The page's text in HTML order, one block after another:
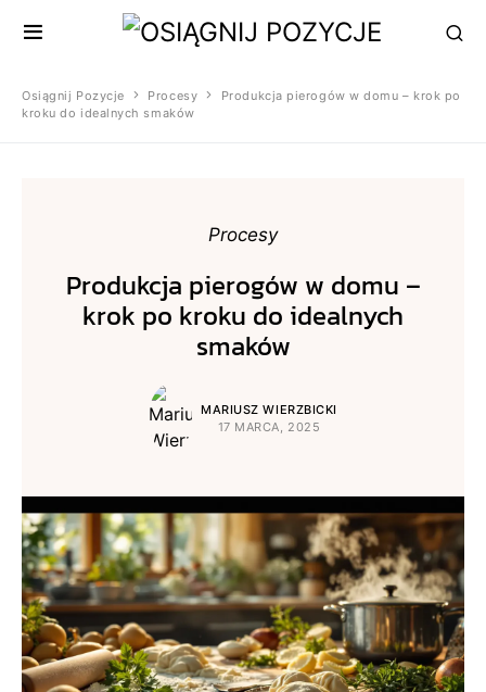
Osiągnij Pozycje Procesy
Produkcja pierogów w domu – krok po
kroku do idealnych smaków
Procesy
Produkcja pierogów w domu –
krok po kroku do idealnych
smaków
MARIUSZ WIERZBICKI
17 MARCA, 2025